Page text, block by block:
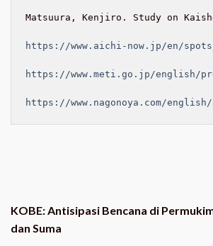
Matsuura, Kenjiro. Study on
https://www.aichi-now.jp/en/
https://www.meti.go.jp/english/
https://www.nagonoya.com/
KOBE: Antisipasi Bencana di
dan Suma